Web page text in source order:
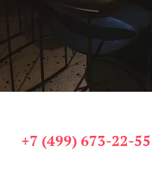
+7 (499) 673-22-55